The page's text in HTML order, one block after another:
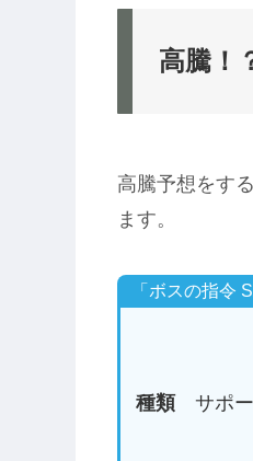
高騰！
高騰予想をす
ます。
「ボスの指令
種類サポー